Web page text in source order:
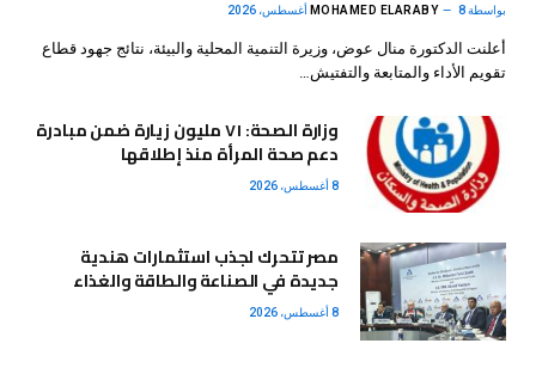
بواسطة MOHAMED ELARABY 8 أغسطس، 2026
أعلنت الدكتورة منال عوض، وزيرة التنمية المحلية والبيئة، نتائج جهود قطاع
تقويم الأداء والمتابعة والتفتيش…
وزارة الصحة: ٧١ مليون زيارة ضمن مبادرة
دعم صحة المرأة منذ إطلاقها
8 أغسطس، 2026
مصر تتحرك لجذب استثمارات هندية
جديدة في الصناعة والطاقة والغذاء
8 أغسطس، 2026